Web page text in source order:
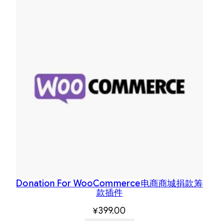
Donation For WooCommerce电商商城捐款筹
款插件
¥399.00